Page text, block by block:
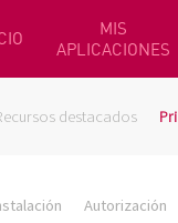
MIS
APLICACIONES
destacados
Autorización